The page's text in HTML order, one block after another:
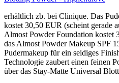
erhältlich zb. bei Clinique. Das
kostet 30,50 EUR (scheint gerade
Almost Powder Foundation kostet
das Almost Powder Makeup SPF
Pudermakeup für ein seidiges
Technologie zaubert einen feinen
über das Stay-Matte Universal